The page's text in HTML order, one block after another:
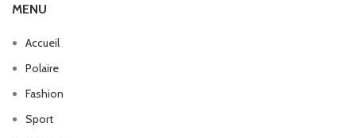
MENU
Accueil
Polaire
Fashion
Sport